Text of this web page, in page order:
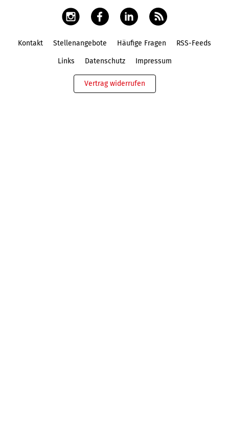
Kontakt Stellenangebote Häufige Fragen RSS-Feeds
Links Datenschutz Impressum
Vertrag widerrufen